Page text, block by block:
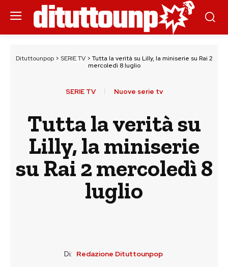
Dituttounpop> SERIE TV> Tutta la verità su Lilly, la miniserie su Rai 2
mercoledì 8 luglio
SERIE TV Nuove serie tv
Tutta la verità su
Lilly, la miniserie
su Rai 2 mercoledì 8
luglio
Di: Redazione Dituttounpop